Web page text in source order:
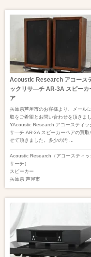
Acoustic Research アコース
ックリサ―チ AR-3A スピーカ
ア
兵庫県芦屋市のお客様より、メール
取をご希望とお問い合わせを頂きまし
YAcoustic Research アコースティッ
サ―チ AR-3A スピーカーペアの買取
せて頂きました。多少の汚 ...
Acoustic Research（アコースティッ
サーチ）
スピーカー
兵庫県 芦屋市